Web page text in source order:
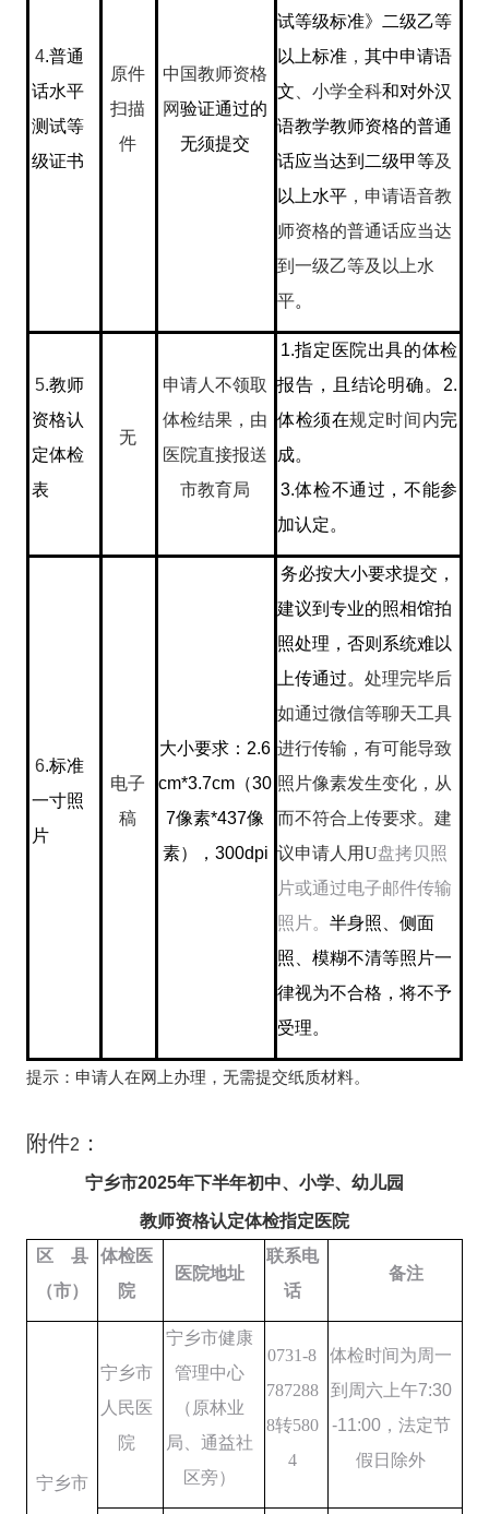
4.普通
话水平
测试等
级证书
原件
扫描
件
中国教师资格
网验证通过的
无须提交
试等级标准》二级乙等
以上标准 ， 其中申请语
文 、小学全科和对外汉
语教学教师资格的普通
话应当达到二级甲等及
以上水平 ， 申请语音教
师资格的普通话应当达
到一级乙等及以上水
平。
5.教师
资格认
定体检
表
无
申请人不领取
体检结果，由
医院直接报送
市教育局
1.指定医院出具的体检
报告，且结论明确。 2.
体检须在规定时间内完
成。
3.体检不通过，不能参
加认定。
6.标准
一寸照
片
电子
稿
大小要求： 2.6
cm*3.7cm （30
7像素*437像
素）， 300dpi
务必按大小要求提交，
建议到专业的照相馆拍
照处理，否则系统难以
上传通过。 处理完毕后
如通过微信等聊天工具
进行传输，有可能导致
照片像素发生变化，从
而不符合上传要求。建
议申请人用U盘拷贝照
片或通过电子邮件传输
照片。 半身照、侧面
照、模糊不清等照片一
律视为不合格，将不予
受理。
提示：申请人在网上办理，无需提交纸质材料。
附件2 ：
宁乡市2025年下半年初中、小学、幼儿园
教师资格认定体检指定医院
区县
（市）
体检医
院
医院地址
联系电
话
备注
宁乡市
宁乡市
人民医
院
宁乡市健康
管理中心
（ 原林业
局、通益社
区旁）
0731-8
787288
8转580
4
体检时间为周一
到周六上午7:30
-1 1 :00， 法定节
假日除外